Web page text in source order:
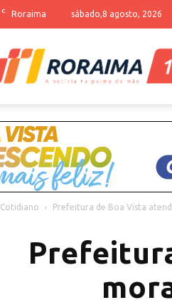
C Roraima sábado,8 agosto, 2026
Cotidiano Prefeitura de Boa Vista